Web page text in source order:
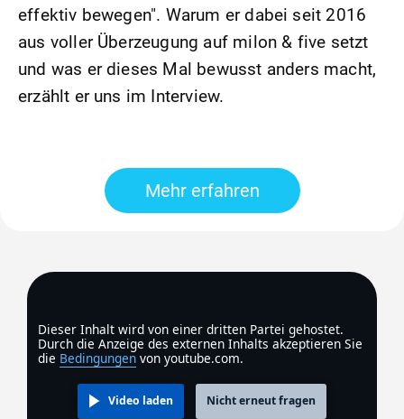
effektiv bewegen". Warum er dabei seit 2016
aus voller Überzeugung auf milon & five setzt
und was er dieses Mal bewusst anders macht,
erzählt er uns im Interview.
Mehr erfahren
Dieser Inhalt wird von einer dritten Partei gehostet.
Durch die Anzeige des externen Inhalts akzeptieren Sie
die Bedingungen von youtube.com.
Video laden Nicht erneut fragen